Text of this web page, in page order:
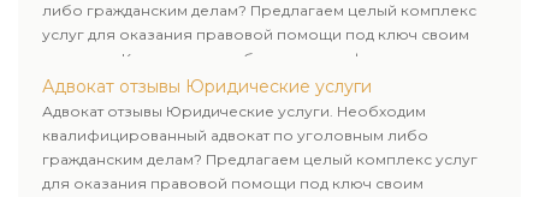
либо гражданским делам? Предлагаем целый комплекс
услуг для оказания правовой помощи под ключ своим
клиентам. Комплексное обслуживание физических и
юридических лиц. Индивидуальный подход к каждому
клиенту.
Адвокат отзывы Юридические услуги
Адвокат отзывы Юридические услуги. Необходим
квалифицированный адвокат по уголовным либо
гражданским делам? Предлагаем целый комплекс услуг
для оказания правовой помощи под ключ своим